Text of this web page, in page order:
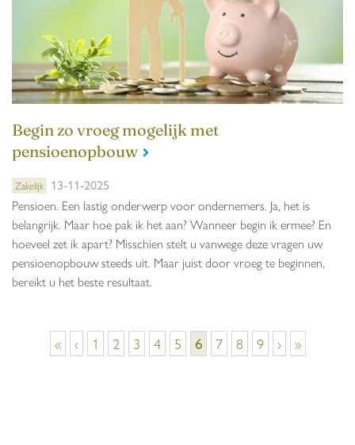
Begin zo vroeg mogelijk met
pensioenopbouw
Zakelijk 13-11-2025
Pensioen. Een lastig onderwerp voor ondernemers. Ja, het is
belangrijk. Maar hoe pak ik het aan? Wanneer begin ik ermee? En
hoeveel zet ik apart? Misschien stelt u vanwege deze vragen uw
pensioenopbouw steeds uit. Maar juist door vroeg te beginnen,
bereikt u het beste resultaat.
Pagina's
« ‹ 1 2 3 4 5 6 7 8 9 › »